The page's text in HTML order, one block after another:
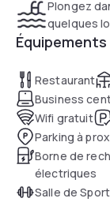
Plongez
quelques
Restaurant
Business
Wifi gratuit
Parking à
Borne de
électriques
Salle de Sport